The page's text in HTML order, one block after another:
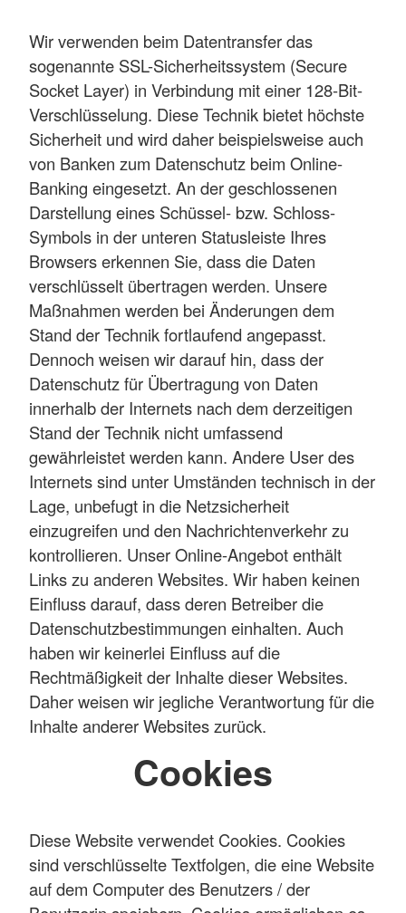
Wir verwenden beim Datentransfer das
sogenannte SSL-Sicherheitssystem (Secure
Socket Layer) in Verbindung mit einer 128-Bit-
Verschlüsselung. Diese Technik bietet höchste
Sicherheit und wird daher beispielsweise auch
von Banken zum Datenschutz beim Online-
Banking eingesetzt. An der geschlossenen
Darstellung eines Schüssel- bzw. Schloss-
Symbols in der unteren Statusleiste Ihres
Browsers erkennen Sie, dass die Daten
verschlüsselt übertragen werden. Unsere
Maßnahmen werden bei Änderungen dem
Stand der Technik fortlaufend angepasst.
Dennoch weisen wir darauf hin, dass der
Datenschutz für Übertragung von Daten
innerhalb der Internets nach dem derzeitigen
Stand der Technik nicht umfassend
gewährleistet werden kann. Andere User des
Internets sind unter Umständen technisch in der
Lage, unbefugt in die Netzsicherheit
einzugreifen und den Nachrichtenverkehr zu
kontrollieren. Unser Online-Angebot enthält
Links zu anderen Websites. Wir haben keinen
Einfluss darauf, dass deren Betreiber die
Datenschutzbestimmungen einhalten. Auch
haben wir keinerlei Einfluss auf die
Rechtmäßigkeit der Inhalte dieser Websites.
Daher weisen wir jegliche Verantwortung für die
Inhalte anderer Websites zurück.
Cookies
Diese Website verwendet Cookies. Cookies
sind verschlüsselte Textfolgen, die eine Website
auf dem Computer des Benutzers / der